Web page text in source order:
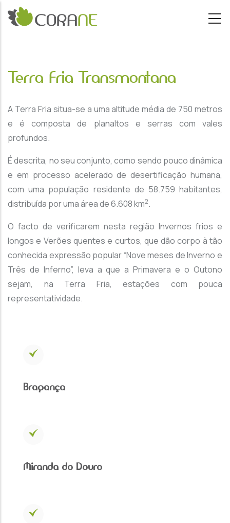
Passar para o conteúdo principal
Terra Fria Transmontana
A Terra Fria situa-se a uma altitude média de 750 metros
e é composta de planaltos e serras com vales
profundos.
É descrita, no seu conjunto, como sendo pouco dinâmica
e em processo acelerado de desertificação humana,
com uma população residente de 58.759 habitantes,
distribuída por uma área de 6.608 km2.
O facto de verificarem nesta região Invernos frios e
longos e Verões quentes e curtos, que dão corpo à tão
conhecida expressão popular “Nove meses de Inverno e
Três de Inferno”, leva a que a Primavera e o Outono
sejam, na Terra Fria, estações com pouca
representatividade.
Bragança
Miranda do Douro